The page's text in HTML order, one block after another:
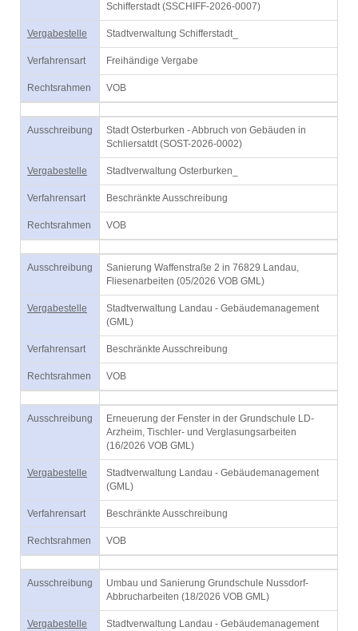
Schifferstadt (SSCHIFF-2026-0007)
Vergabestelle Stadtverwaltung Schifferstadt_
Verfahrensart Freihändige Vergabe
Rechtsrahmen VOB
Ausschreibung
Stadt Osterburken - Abbruch von Gebäuden in
Schliersatdt (SOST-2026-0002)
Vergabestelle Stadtverwaltung Osterburken_
Verfahrensart Beschränkte Ausschreibung
Rechtsrahmen VOB
Ausschreibung
Sanierung Waffenstraße 2 in 76829 Landau,
Fliesenarbeiten (05/2026 VOB GML)
Vergabestelle
Stadtverwaltung Landau - Gebäudemanagement
(GML)
Verfahrensart Beschränkte Ausschreibung
Rechtsrahmen VOB
Ausschreibung
Erneuerung der Fenster in der Grundschule LD-
Arzheim, Tischler- und Verglasungsarbeiten
(16/2026 VOB GML)
Vergabestelle
Stadtverwaltung Landau - Gebäudemanagement
(GML)
Verfahrensart Beschränkte Ausschreibung
Rechtsrahmen VOB
Ausschreibung
Umbau und Sanierung Grundschule Nussdorf-
Abbrucharbeiten (18/2026 VOB GML)
Vergabestelle
Stadtverwaltung Landau - Gebäudemanagement